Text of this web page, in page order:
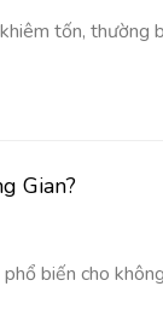
tốn,
Gian?
biến cho